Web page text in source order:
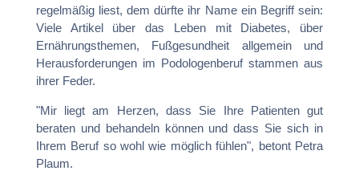
regelmäßig liest, dem dürfte ihr Name ein Begriff sein:
Viele Artikel über das Leben mit Diabetes, über
Ernährungsthemen, Fußgesundheit allgemein und
Herausforderungen im Podologenberuf stammen aus
ihrer Feder.
"Mir liegt am Herzen, dass Sie Ihre Patienten gut
beraten und behandeln können und dass Sie sich in
Ihrem Beruf so wohl wie möglich fühlen", betont Petra
Plaum.